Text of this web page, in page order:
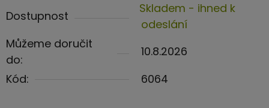
Dostupnost
Skladem - ihned k
odeslání
Můžeme doručit
do:
10.8.2026
Kód:
6064